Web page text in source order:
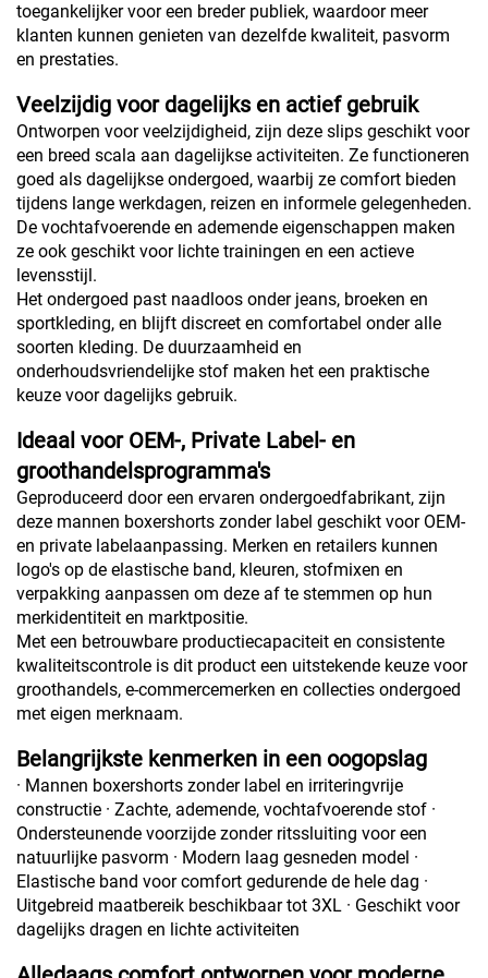
toegankelijker voor een breder publiek, waardoor meer
klanten kunnen genieten van dezelfde kwaliteit, pasvorm
en prestaties.
Veelzijdig voor dagelijks en actief gebruik
Ontworpen voor veelzijdigheid, zijn deze slips geschikt voor
een breed scala aan dagelijkse activiteiten. Ze functioneren
goed als dagelijkse ondergoed, waarbij ze comfort bieden
tijdens lange werkdagen, reizen en informele gelegenheden.
De vochtafvoerende en ademende eigenschappen maken
ze ook geschikt voor lichte trainingen en een actieve
levensstijl.
Het ondergoed past naadloos onder jeans, broeken en
sportkleding, en blijft discreet en comfortabel onder alle
soorten kleding. De duurzaamheid en
onderhoudsvriendelijke stof maken het een praktische
keuze voor dagelijks gebruik.
Ideaal voor OEM-, Private Label- en
groothandelsprogramma's
Geproduceerd door een ervaren ondergoedfabrikant, zijn
deze mannen boxershorts zonder label geschikt voor OEM-
en private labelaanpassing. Merken en retailers kunnen
logo's op de elastische band, kleuren, stofmixen en
verpakking aanpassen om deze af te stemmen op hun
merkidentiteit en marktpositie.
Met een betrouwbare productiecapaciteit en consistente
kwaliteitscontrole is dit product een uitstekende keuze voor
groothandels, e-commercemerken en collecties ondergoed
met eigen merknaam.
Belangrijkste kenmerken in een oogopslag
· Mannen boxershorts zonder label en irriteringvrije
constructie · Zachte, ademende, vochtafvoerende stof ·
Ondersteunende voorzijde zonder ritssluiting voor een
natuurlijke pasvorm · Modern laag gesneden model ·
Elastische band voor comfort gedurende de hele dag ·
Uitgebreid maatbereik beschikbaar tot 3XL · Geschikt voor
dagelijks dragen en lichte activiteiten